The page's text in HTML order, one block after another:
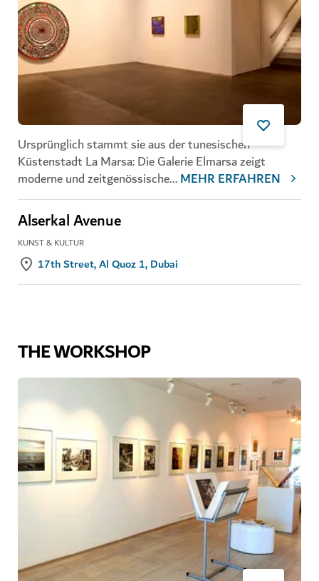
Ursprünglich stammt sie aus der tunesischen
Küstenstadt La Marsa : Die Galerie Elmarsa zeigt
moderne und zeitgenössische...MEHR ERFAHREN
Alserkal Avenue
KUNST & KULTUR
17th Street, Al Quoz 1, Dubai
THE WORKSHOP